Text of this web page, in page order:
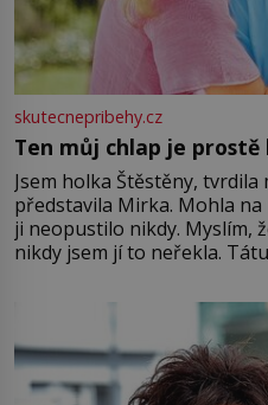
skutecnepribehy.cz
Ten můj chlap je prostě
Jsem holka Štěstěny, tvrdila
představila Mirka. Mohla
ji neopustilo nikdy. Myslím,
nikdy jsem jí to neřekla.
Jsme spolu moc rádi Tehdy